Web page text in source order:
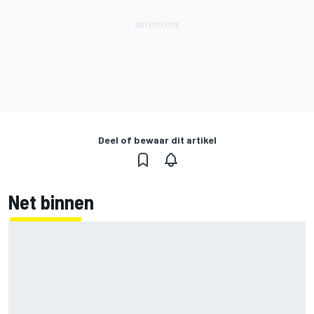
Deel of bewaar dit artikel
Net binnen